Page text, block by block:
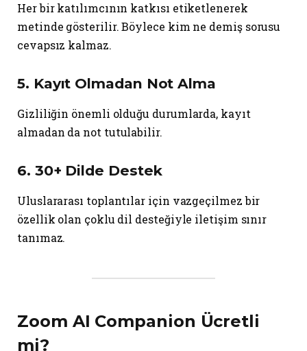
Her bir katılımcının katkısı etiketlenerek
metinde gösterilir. Böylece kim ne demiş sorusu
cevapsız kalmaz.
5. Kayıt Olmadan Not Alma
Gizliliğin önemli olduğu durumlarda, kayıt
almadan da not tutulabilir.
6. 30+ Dilde Destek
Uluslararası toplantılar için vazgeçilmez bir
özellik olan çoklu dil desteğiyle iletişim sınır
tanımaz.
Zoom AI Companion Ücretli
mi?